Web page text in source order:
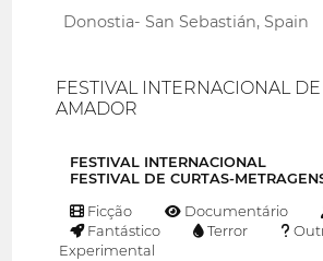
Donostia- San Sebastián, Spain
FESTIVAL INTERNACIONAL
AMADOR
FESTIVAL INTERNACIONAL
FESTIVAL DE CURTAS-
Ficção Documentário
Fantástico
Terror
Experimental